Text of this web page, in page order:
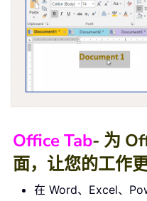
Office Tab- 为
面，让您的工作
在 Word、Excel、